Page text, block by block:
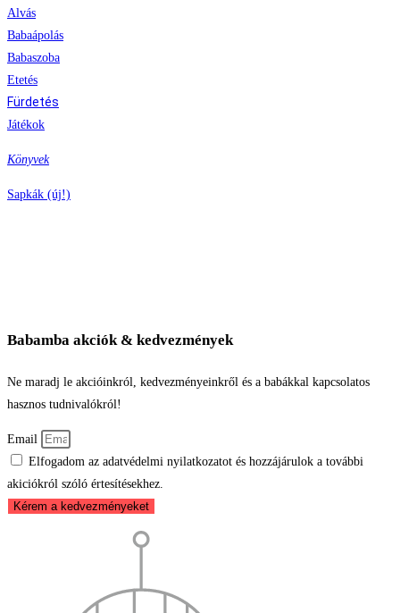
Alvás
Babaápolás
Babaszoba
Etetés
Fürdetés
Játékok
Könyvek
Sapkák (új!)
Babamba akciók & kedvezmények
Ne maradj le akcióinkról, kedvezményeinkről és a babákkal kapcsolatos
hasznos tudnivalókról!
Email
Elfogadom az adatvédelmi nyilatkozatot és hozzájárulok a további
akiciókról szóló értesítésekhez.
Kérem a kedvezményeket